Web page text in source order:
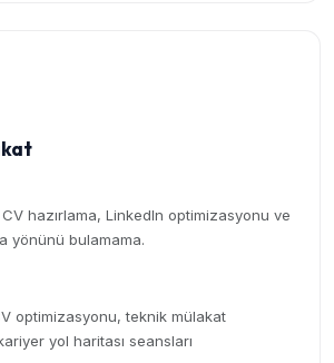
hazırlama, LinkedIn optimizasyonu ve
yönünü bulamama.
optimizasyonu, teknik mülakat
yol haritası seansları